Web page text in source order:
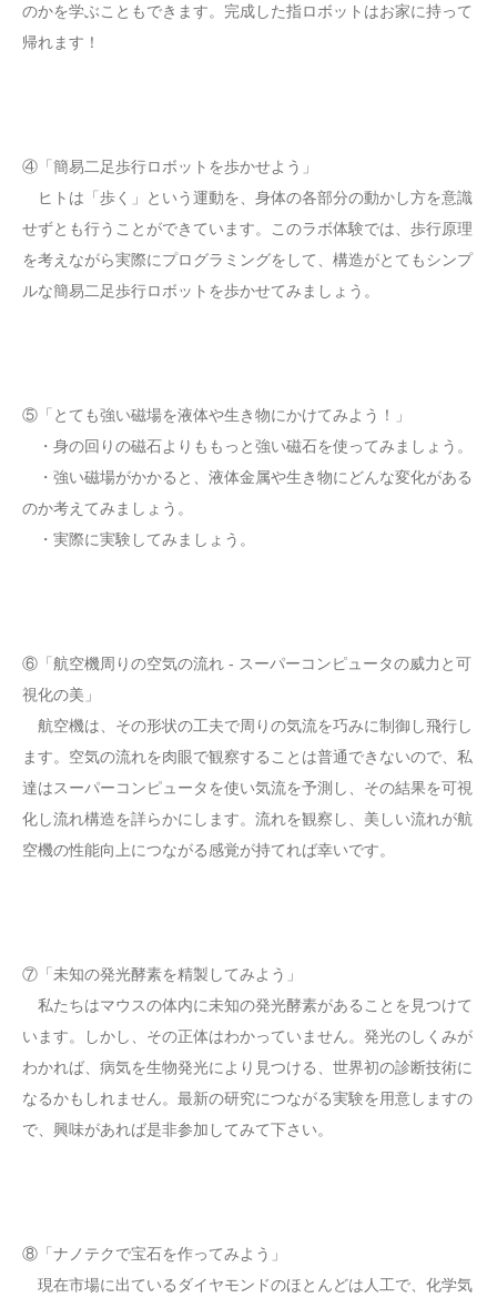
のかを学ぶこともできます。完成した指ロボットはお家に持って
帰れます！
④「簡易二足歩行ロボットを歩かせよう」
ヒトは「歩く」という運動を、身体の各部分の動かし方を意識
せずとも行うことができています。このラボ体験では、歩行原理
を考えながら実際にプログラミングをして、構造がとてもシンプ
ルな簡易二足歩行ロボットを歩かせてみましょう。
⑤「とても強い磁場を液体や生き物にかけてみよう！」
・身の回りの磁石よりももっと強い磁石を使ってみましょう。
・強い磁場がかかると、液体金属や生き物にどんな変化がある
のか考えてみましょう。
・実際に実験してみましょう。
⑥「航空機周りの空気の流れ - スーパーコンピュータの威力と可
視化の美」
航空機は、その形状の工夫で周りの気流を巧みに制御し飛行し
ます。空気の流れを肉眼で観察することは普通できないので、私
達はスーパーコンピュータを使い気流を予測し、その結果を可視
化し流れ構造を詳らかにします。流れを観察し、美しい流れが航
空機の性能向上につながる感覚が持てれば幸いです。
⑦「未知の発光酵素を精製してみよう」
私たちはマウスの体内に未知の発光酵素があることを見つけて
います。しかし、その正体はわかっていません。発光のしくみが
わかれば、病気を生物発光により見つける、世界初の診断技術に
なるかもしれません。最新の研究につながる実験を用意しますの
で、興味があれば是非参加してみて下さい。
⑧「ナノテクで宝石を作ってみよう」
現在市場に出ているダイヤモンドのほとんどは人工で、化学気